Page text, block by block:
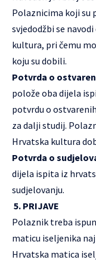
Polaznicima koji su
svjedodžbi se
kultura, pri čemu
koju su dobili.
Potvrda o
polože oba dijela
potvrdu o
za dalji studij.
Hrvatska kultura
Potvrda o
dijela ispita iz
sudjelovanju.
5. PRIJAVE
Polaznik treba
maticu iseljenika
Hrvatska matica